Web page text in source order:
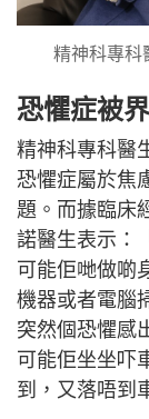
精神科專科
恐懼症被
精神科專科醫
恐懼症屬於焦
題。而據臨床
諾醫生表示：
可能佢哋做啲
機器或者電腦
突然個恐懼感
可能佢坐坐吓
到，又落唔到